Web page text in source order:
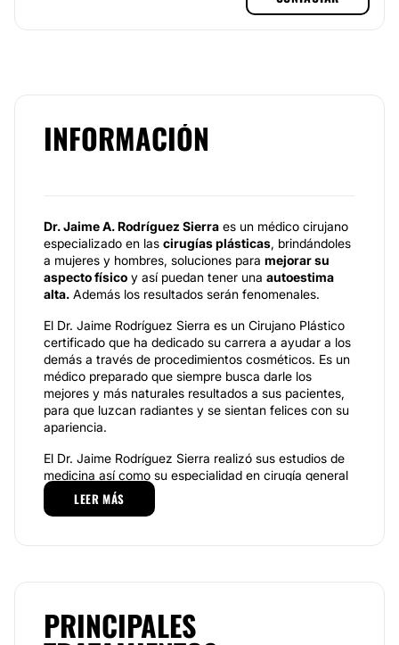
INFORMACIÓN
Dr. Jaime A. Rodríguez Sierra es un médico cirujano
especializado en las cirugías plásticas, brindándoles
a mujeres y hombres, soluciones para mejorar su
aspecto físico y así puedan tener una autoestima
alta. Además los resultados serán fenomenales.
El Dr. Jaime Rodríguez Sierra es un Cirujano Plástico
certificado que ha dedicado su carrera a ayudar a los
demás a través de procedimientos cosméticos. Es un
médico preparado que siempre busca darle los
mejores y más naturales resultados a sus pacientes,
para que luzcan radiantes y se sientan felices con su
apariencia.
El Dr. Jaime Rodríguez Sierra realizó sus estudios de
medicina así como su especialidad en cirugía general
en la escuela de Medicina del I.T.E.S.M. en
Monterrey, N.L., posteriormente realizó su
En su práctica diaria el Dr. Rodríguez Sierra se enfoca
en la cirugía estética, principalmente lipoescultura,
LEER MÁS
PRINCIPALES